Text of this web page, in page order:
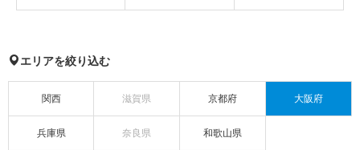
エリアを絞り込む
関西 滋賀県 京都府 大阪府
兵庫県 奈良県 和歌山県